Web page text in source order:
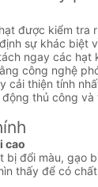
được kiểm tra
sự khác biệt
ngay các hạt
công nghệ
cải thiện tính
thủ công
cao
bị đổi màu, gạo
thấy để có